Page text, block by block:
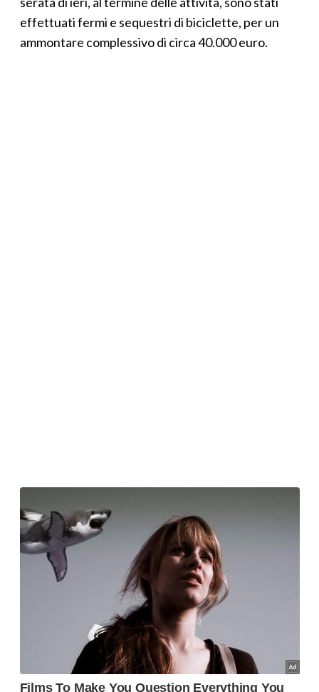
effettuati fermi e sequestri di biciclette, per un
ammontare complessivo di circa 40.000 euro.